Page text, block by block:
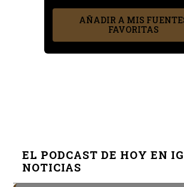
AÑADIR A MIS
FAVORITAS
EL PODCAST DE HOY EN
NOTICIAS